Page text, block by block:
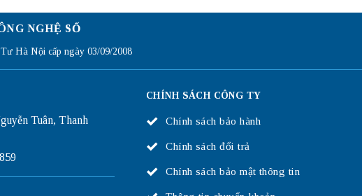
NGHỆ SỐ
Hà Nội cấp ngày 03/09/2008
Tuân, Thanh
CHÍNH SÁCH CÔNG TY
Chính sách bảo hành
Chính sách đổi trả
Chính sách bảo mật thông tin